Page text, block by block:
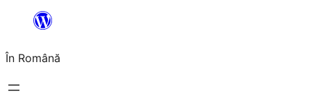
conținut
În Română